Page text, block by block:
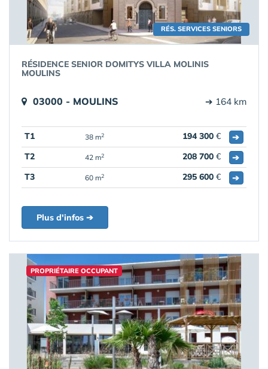
RÉS. SERVICES SENIORS
RÉSIDENCE SENIOR DOMITYS VILLA MOLINIS
MOULINS
03000 - MOULINS ➔ 164 km
T1 38 m2 194 300 €
➔
T2
42 m2 208 700 €
➔
T3
60 m2 295 600 € ➔
Plus d'infos ➔
PROPRIÉTAIRE OCCUPANT